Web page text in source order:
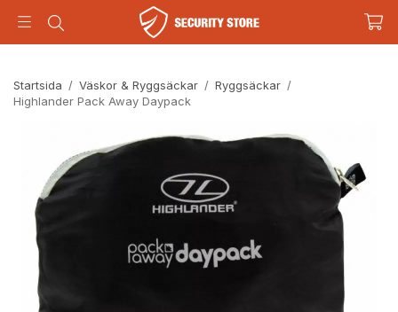
Startsida / Väskor & Ryggsäckar / Ryggsäckar /
Highlander Pack Away Daypack